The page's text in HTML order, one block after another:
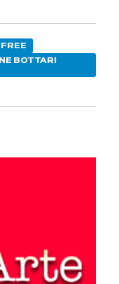
BOTTARI